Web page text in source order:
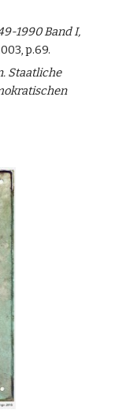
1990 Band I,
p.69.
Staatliche